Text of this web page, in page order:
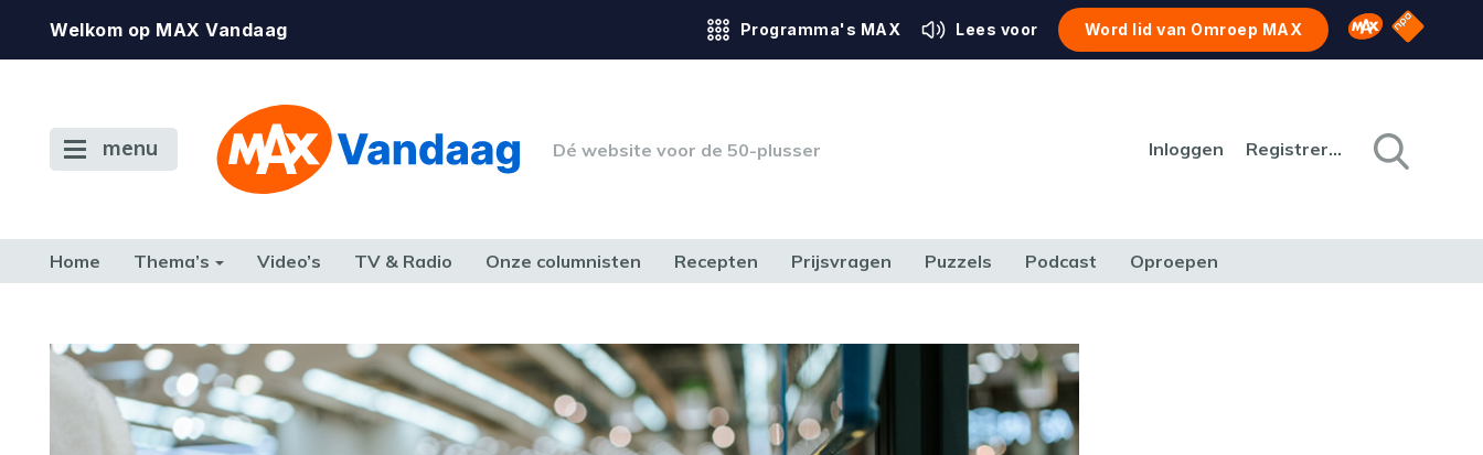
Welkom op MAX Vandaag Programma's MAX Lees voor Word lid van Omroep MAX Omroep MAX
NPO
menu Dé website voor de 50-plusser Inloggen Registreren
Home Thema’s Video’s TV & Radio Onze columnisten Recepten Prijsvragen Puzzels Podcast Oproepen